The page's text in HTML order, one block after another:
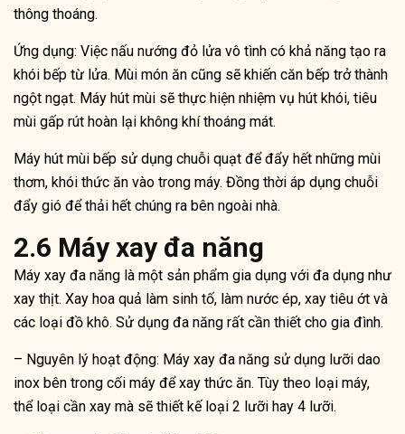
thông thoáng.
Ứng dụng: Việc nấu nướng đỏ lửa vô tình có khả năng tạo ra
khói bếp từ lửa. Mùi món ăn cũng sẽ khiến căn bếp trở thành
ngột ngạt. Máy hút mùi sẽ thực hiện nhiệm vụ hút khói, tiêu
mùi gấp rút hoàn lại không khí thoáng mát.
Máy hút mùi bếp sử dụng chuỗi quạt để đẩy hết những mùi
thơm, khói thức ăn vào trong máy. Đồng thời áp dụng chuỗi
đẩy gió để thải hết chúng ra bên ngoài nhà.
2.6 Máy xay đa năng
Máy xay đa năng là một sản phẩm gia dụng với đa dụng như
xay thịt. Xay hoa quả làm sinh tố, làm nước ép, xay tiêu ớt và
các loại đồ khô. Sử dụng đa năng rất cần thiết cho gia đình.
– Nguyên lý hoạt động: Máy xay đa năng sử dụng lưỡi dao
inox bên trong cối máy để xay thức ăn. Tùy theo loại máy,
thể loại cần xay mà sẽ thiết kế loại 2 lưỡi hay 4 lưỡi.